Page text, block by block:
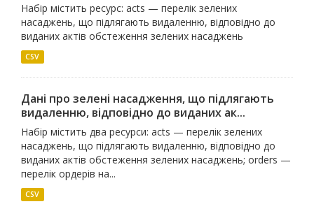
Набір містить ресурс: acts — перелік зелених
насаджень, що підлягають видаленню, відповідно до
виданих актів обстеження зелених насаджень
CSV
Дані про зелені насадження, що підлягають
видаленню, відповідно до виданих ак...
Набір містить два ресурси: acts — перелік зелених
насаджень, що підлягають видаленню, відповідно до
виданих актів обстеження зелених насаджень; orders —
перелік ордерів на...
CSV